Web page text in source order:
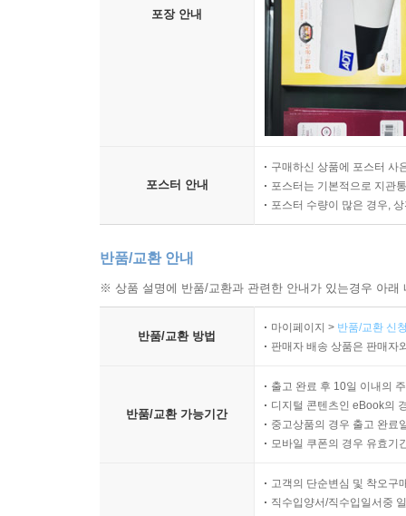
포장 안내
포스터 안내
구매하신 상품에 포스터 사
포스터는 기본적으로 지관
포스터 수량이 많은 경우,
반품/교환 안내
※ 상품 설명에 반품/교환과 관련한 안내가 있는경우 아
반품/교환 방법
마이페이지 > 반품/교환 신
판매자 배송 상품은 판매자
반품/교환 가능기간
출고 완료 후 10일 이내의
디지털 콘텐츠인 eBook의
중고상품의 경우 출고 완료
모바일 쿠폰의 경우 유효기
고객의 단순변심 및 착오구
직수입양서/직수입일서중